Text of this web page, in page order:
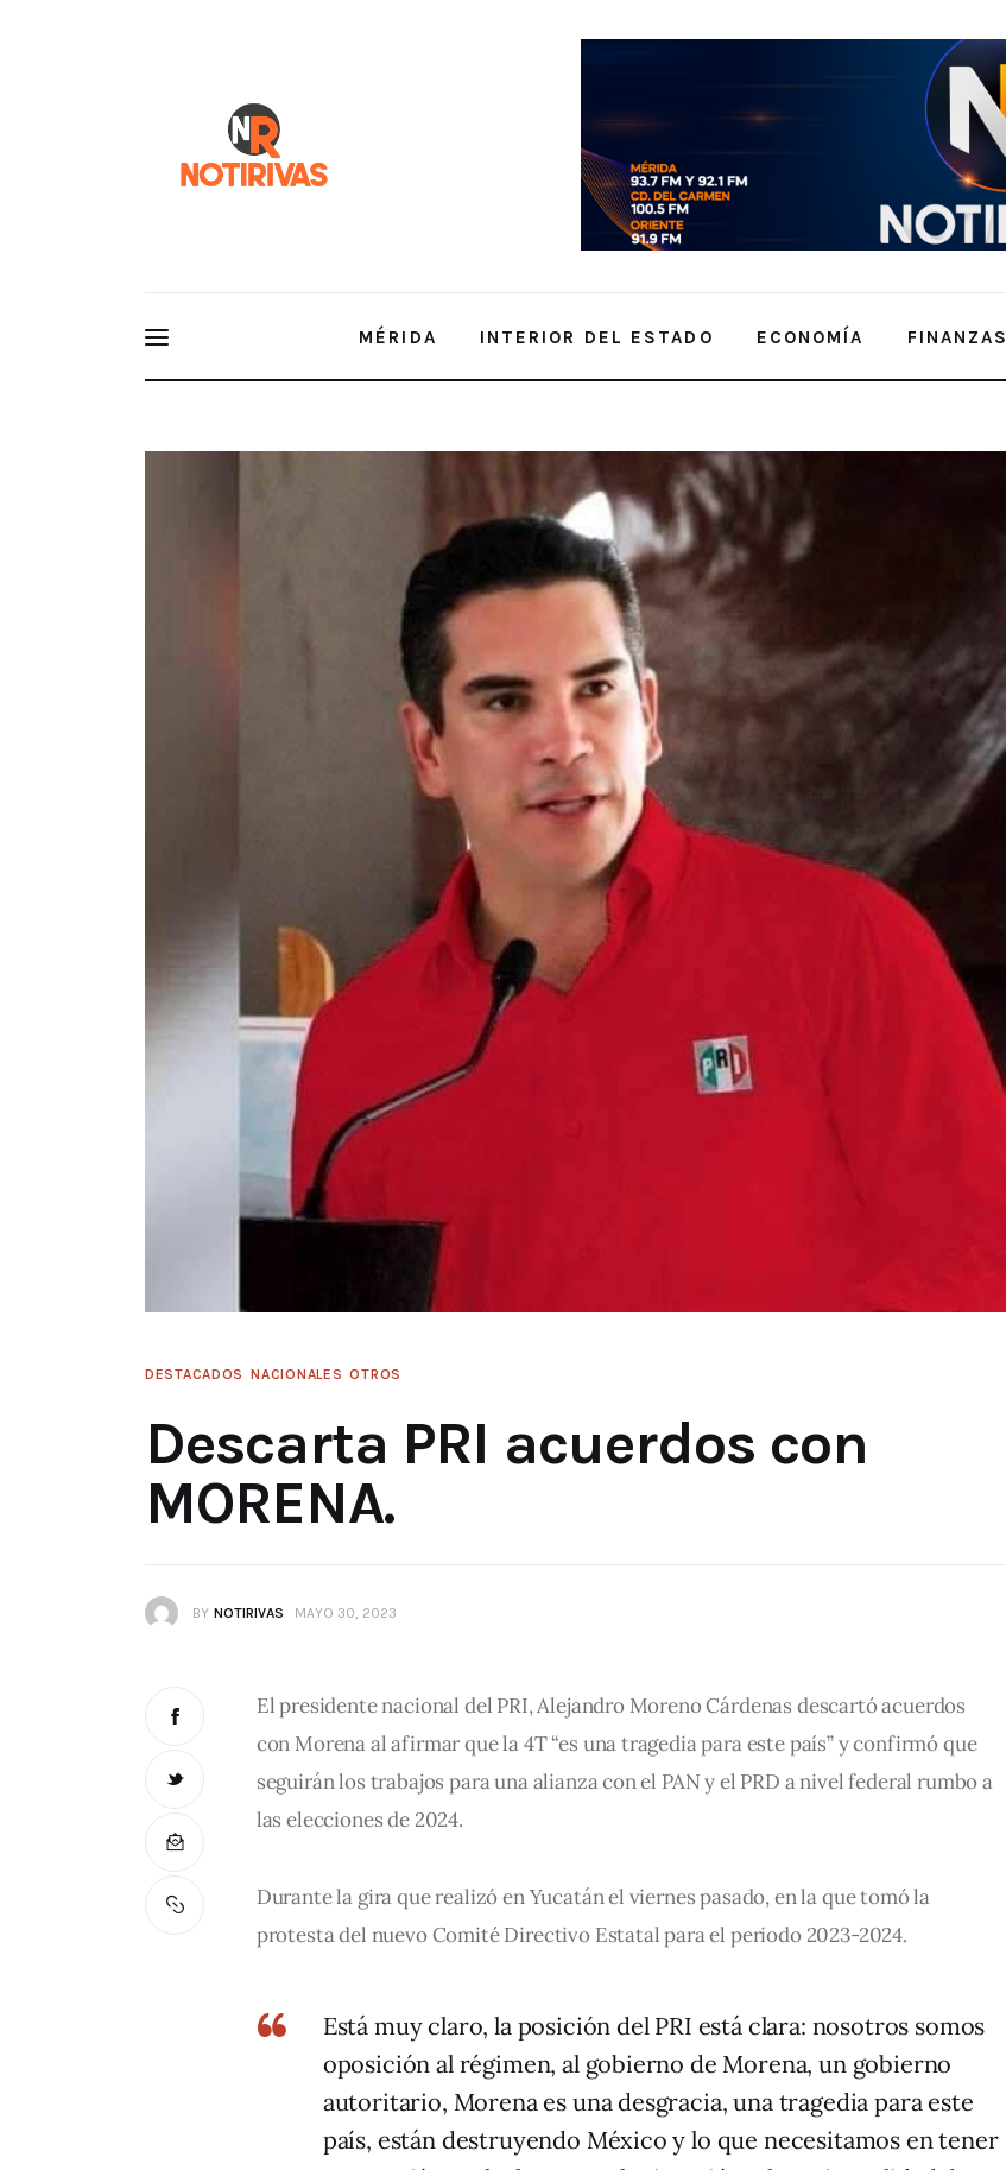
MÉRIDA INTERIOR DEL ESTADO ECONOMÍA FINANZAS
DESTACADOS NACIONALES OTROS
Descarta PRI acuerdos con
MORENA.
BY NOTIRIVAS MAYO 30, 2023
El presidente nacional del PRI, Alejandro Moreno Cárdenas descartó acuerdos
con Morena al afirmar que la 4T “es una tragedia para este país” y confirmó que
seguirán los trabajos para una alianza con el PAN y el PRD a nivel federal rumbo a
las elecciones de 2024.
Durante la gira que realizó en Yucatán el viernes pasado, en la que tomó la
protesta del nuevo Comité Directivo Estatal para el periodo 2023-2024.
Está muy claro, la posición del PRI está clara: nosotros somos
oposición al régimen, al gobierno de Morena, un gobierno
autoritario, Morena es una desgracia, una tragedia para este
país, están destruyendo México y lo que necesitamos en tener